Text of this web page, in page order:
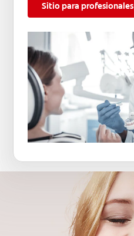
Sitio para profesionales